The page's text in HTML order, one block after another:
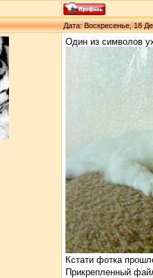
Дата: Воскресенье, 18
Один из символов
Кстати фотка
Прикрепленный